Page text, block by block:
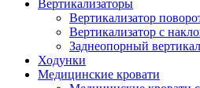
Вертикализаторы
Вертикализатор
Вертикализатор с
Заднеопорный
Ходунки
Медицинские кровати